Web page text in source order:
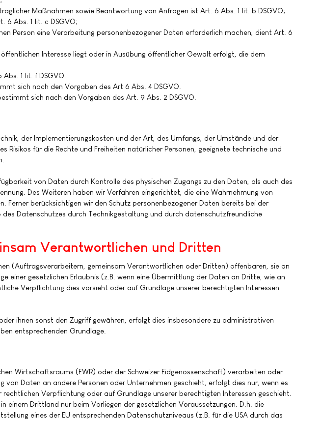
Maßnahmen sowie Beantwortung von Anfragen ist Art. 6 Abs. 1 lit. b DSGVO;
6 Abs. 1 lit. c DSGVO;
Person eine Verarbeitung personenbezogener Daten erforderlich machen, dient Art. 6
Interesse liegt oder in Ausübung öffentlicher Gewalt erfolgt, die dem
1 lit. f DSGVO.
sich nach den Vorgaben des Art 6 Abs. 4 DSGVO.
sich nach den Vorgaben des Art. 9 Abs. 2 DSGVO.
der Implementierungskosten und der Art, des Umfangs, der Umstände und der
für die Rechte und Freiheiten natürlicher Personen, geeignete technische und
von Daten durch Kontrolle des physischen Zugangs zu den Daten, als auch des
Des Weiteren haben wir Verfahren eingerichtet, die eine Wahrnehmung von
berücksichtigen wir den Schutz personenbezogener Daten bereits bei der
Datenschutzes durch Technikgestaltung und durch datenschutzfreundliche
Verantwortlichen und Dritten
(Auftragsverarbeitern, gemeinsam Verantwortlichen oder Dritten) offenbaren, sie an
gesetzlichen Erlaubnis (z.B. wenn eine Übermittlung der Daten an Dritte, wie an
Verpflichtung dies vorsieht oder auf Grundlage unserer berechtigten Interessen
ihnen sonst den Zugriff gewähren, erfolgt dies insbesondere zu administrativen
entsprechenden Grundlage.
Wirtschaftsraums (EWR) oder der Schweizer Eidgenossenschaft) verarbeiten oder
Daten an andere Personen oder Unternehmen geschieht, erfolgt dies nur, wenn es
Verpflichtung oder auf Grundlage unserer berechtigten Interessen geschieht.
Drittland nur beim Vorliegen der gesetzlichen Voraussetzungen. D.h. die
eines der EU entsprechenden Datenschutzniveaus (z.B. für die USA durch das